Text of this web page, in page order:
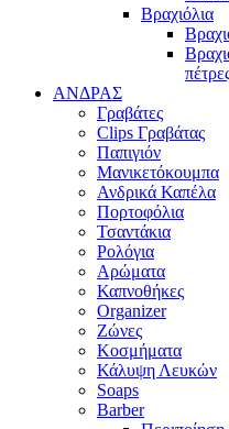
Βραχιόλια
ΑΝΔΡΑΣ
Γραβάτες
Clips Γραβάτας
Παπιγιόν
Μανικετόκουμπα
Ανδρικά Καπέλα
Πορτοφόλια
Τσαντάκια
Ρολόγια
Αρώματα
Καπνοθήκες
Organizer
Ζώνες
Κοσμήματα
Κάλυψη Λευκών
Soaps
Barber